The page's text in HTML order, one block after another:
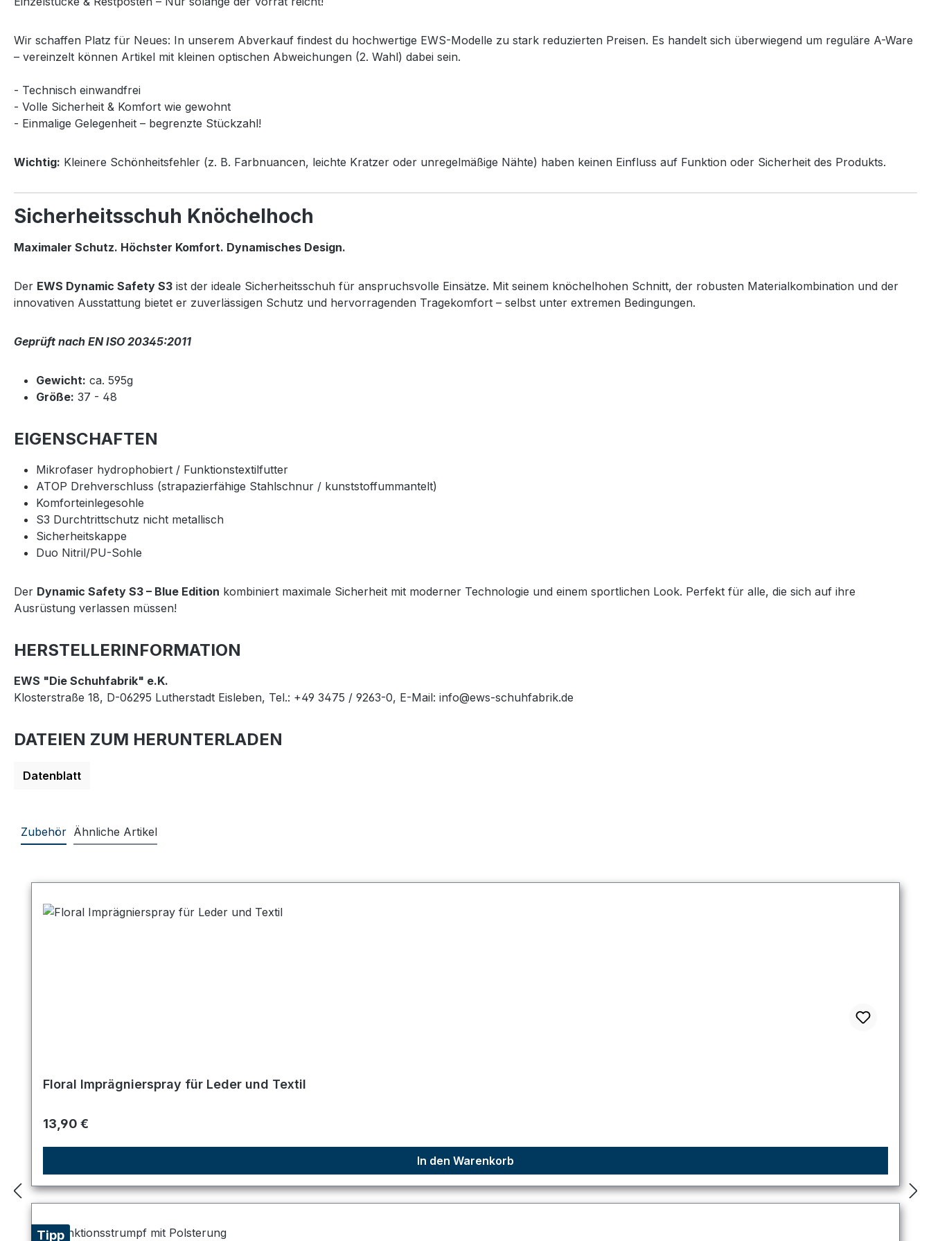
Wir schaffen Platz für Neues: In unserem Abverkauf findest du hochwertige EWS-Modelle zu stark reduzierten Preisen. Es handelt sich überwiegend um reguläre A-Ware
– vereinzelt können Artikel mit kleinen optischen Abweichungen (2. Wahl) dabei sein.
- Technisch einwandfrei
- Volle Sicherheit & Komfort wie gewohnt
- Einmalige Gelegenheit – begrenzte Stückzahl!
Wichtig: Kleinere Schönheitsfehler (z. B. Farbnuancen, leichte Kratzer oder unregelmäßige Nähte) haben keinen Einfluss auf Funktion oder Sicherheit des Produkts.
Sicherheitsschuh Knöchelhoch
Maximaler Schutz. Höchster Komfort. Dynamisches Design.
Der EWS Dynamic Safety S3 ist der ideale Sicherheitsschuh für anspruchsvolle Einsätze. Mit seinem knöchelhohen Schnitt, der robusten Materialkombination und der
innovativen Ausstattung bietet er zuverlässigen Schutz und hervorragenden Tragekomfort – selbst unter extremen Bedingungen.
Geprüft nach EN ISO 20345:2011
Gewicht: ca. 595g
Größe: 37 - 48
EIGENSCHAFTEN
Mikrofaser hydrophobiert / Funktionstextilfutter
ATOP Drehverschluss (strapazierfähige Stahlschnur / kunststoffummantelt)
Komforteinlegesohle
S3 Durchtrittschutz nicht metallisch
Sicherheitskappe
Duo Nitril/PU-Sohle
Der Dynamic Safety S3 – Blue Edition kombiniert maximale Sicherheit mit moderner Technologie und einem sportlichen Look. Perfekt für alle, die sich auf ihre
Ausrüstung verlassen müssen!
HERSTELLERINFORMATION
EWS "Die Schuhfabrik" e.K.
Klosterstraße 18, D-06295 Lutherstadt Eisleben, Tel.: +49 3475 / 9263-0, E-Mail: info@ews-schuhfabrik.de
DATEIEN ZUM HERUNTERLADEN
Datenblatt
Zubehör Ähnliche Artikel
Floral Imprägnierspray für Leder und Textil
Regulärer Preis:
13,90 €
In den Warenkorb
Tipp